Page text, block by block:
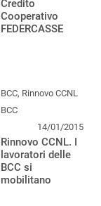
Credito
Cooperativo
FEDERCASSE
BCC, Rinnovo CCNL
BCC
14/01/2015
Rinnovo CCNL. I
lavoratori delle
BCC si
mobilitano